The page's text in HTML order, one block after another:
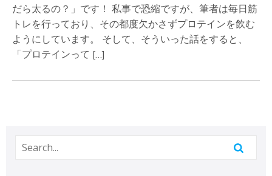
だら太るの？」です！ 私事で恐縮ですが、筆者は毎日筋
トレを行っており、その都度欠かさずプロテインを飲む
ようにしています。 そして、そういった話をすると、
「プロテインって […]